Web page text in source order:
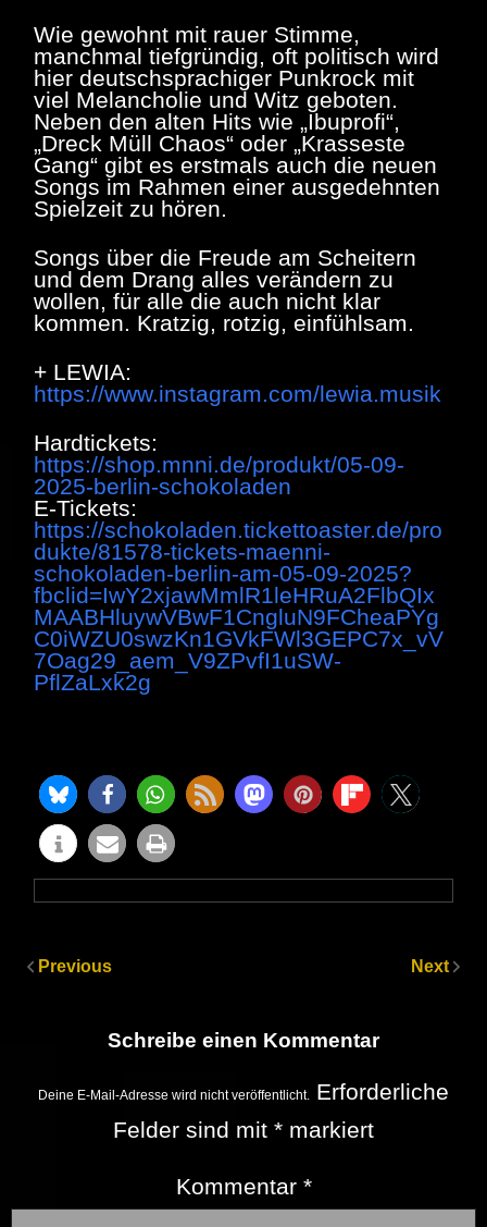
Wie gewohnt mit rauer Stimme,
manchmal tiefgründig, oft politisch wird
hier deutschsprachiger Punkrock mit
viel Melancholie und Witz geboten.
Neben den alten Hits wie „Ibuprofi“,
„Dreck Müll Chaos“ oder „Krasseste
Gang“ gibt es erstmals auch die neuen
Songs im Rahmen einer ausgedehnten
Spielzeit zu hören.
Songs über die Freude am Scheitern
und dem Drang alles verändern zu
wollen, für alle die auch nicht klar
kommen. Kratzig, rotzig, einfühlsam.
+ LEWIA:
https://www.instagram.com/lewia.musik
Hardtickets:
https://shop.mnni.de/produkt/05-09-
2025-berlin-schokoladen
E-Tickets:
https://schokoladen.tickettoaster.de/pro
dukte/81578-tickets-maenni-
schokoladen-berlin-am-05-09-2025?
fbclid=IwY2xjawMmlR1leHRuA2FlbQIx
MAABHluywVBwF1CngluN9FCheaPYg
C0iWZU0swzKn1GVkFWl3GEPC7x_vV
7Oag29_aem_V9ZPvfI1uSW-
PflZaLxk2g
Previous Next
Schreibe einen Kommentar
Deine E-Mail-Adresse wird nicht veröffentlicht. Erforderliche
Felder sind mit * markiert
Kommentar *